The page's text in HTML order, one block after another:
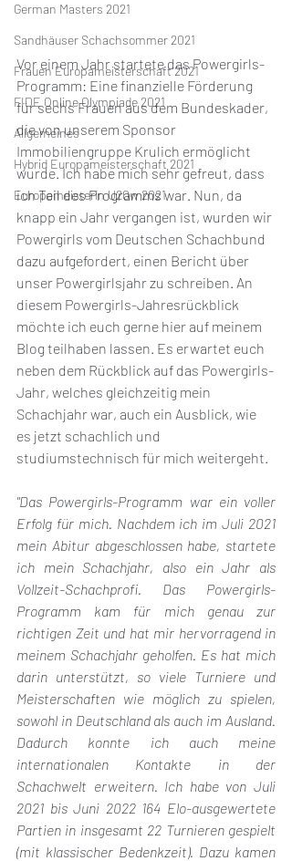
German Masters 2021
Sandhäuser Schachsommer 2021
Frauen Europameisterschaft 2021
FIDE Online Olympiade 2021
Allgemeines
Hybrid Europameisterschaft 2021
Europameisterin U20w 2021
Vor einem Jahr startete das Powergirls-
Programm: Eine finanzielle Förderung
für sechs Frauen aus dem Bundeskader,
die von unserem Sponsor
Immobiliengruppe Krulich ermöglicht
wurde. Ich habe mich sehr gefreut, dass
ich Teil des Programms war. Nun, da
knapp ein Jahr vergangen ist, wurden wir
Powergirls vom Deutschen Schachbund
dazu aufgefordert, einen Bericht über
unser Powergirlsjahr zu schreiben. An
diesem Powergirls-Jahresrückblick
möchte ich euch gerne hier auf meinem
Blog teilhaben lassen. Es erwartet euch
neben dem Rückblick auf das Powergirls-
Jahr, welches gleichzeitig mein
Schachjahr war, auch ein Ausblick, wie
es jetzt schachlich und
studiumstechnisch für mich weitergeht.
"Das Powergirls-Programm war ein voller
Erfolg für mich. Nachdem ich im Juli 2021
mein Abitur abgeschlossen habe, startete
ich mein Schachjahr, also ein Jahr als
Vollzeit-Schachprofi. Das Powergirls-
Programm kam für mich genau zur
richtigen Zeit und hat mir hervorragend in
meinem Schachjahr geholfen. Es hat mich
darin unterstützt, so viele Turniere und
Meisterschaften wie möglich zu spielen,
sowohl in Deutschland als auch im Ausland.
Dadurch konnte ich auch meine
internationalen Kontakte in der
Schachwelt erweitern. Ich habe von Juli
2021 bis Juni 2022 164 Elo-ausgewertete
Partien in insgesamt 22 Turnieren gespielt
(mit klassischer Bedenkzeit). Dazu kamen